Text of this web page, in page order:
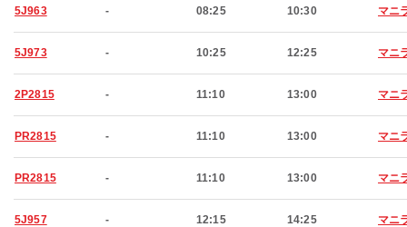
5J963 - 08:25 10:30 マニ
5J973 - 10:25 12:25 マニ
2P2815 - 11:10 13:00 マニ
PR2815 - 11:10 13:00 マニ
PR2815 - 11:10 13:00 マニ
5J957 - 12:15 14:25 マニ